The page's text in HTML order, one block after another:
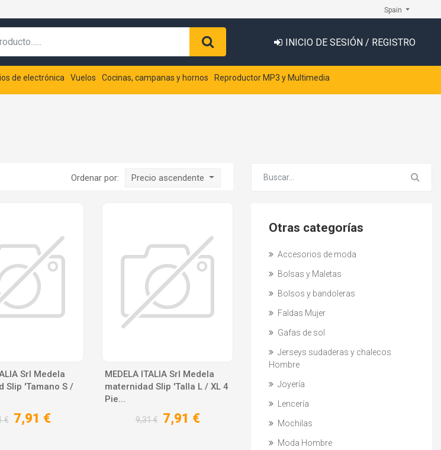
Spain
INICIO DE SESIÓN / REGISTRO
de electrónica Vuelos Cocinas, campanas y hornos Reproductor MP3 y Multimedia
Otras categorías
Accesorios de moda
Bolsas y Maletas
Bolsos y bandoleras
Faldas Mujer
Gafas de sol
Jerseys sudaderas y chalecos
Hombre
Joyería
Lencería
Mochilas
Moda Hombre
Ordenar por: Precio ascendente
Srl Medela
Slip 'Tamano S /
€ 7,91 €
MEDELA ITALIA Srl Medela
maternidad Slip 'Talla L / XL 4
Pie...
9,31 € 7,91 €